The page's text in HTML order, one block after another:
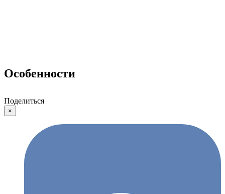
Особенности
Поделиться
×